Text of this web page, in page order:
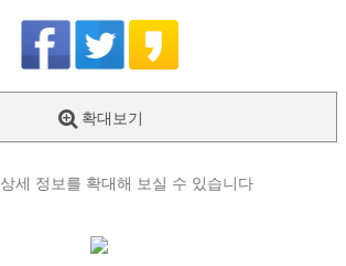
확대보기
상세 정보를 확대해 보실 수 있습니다